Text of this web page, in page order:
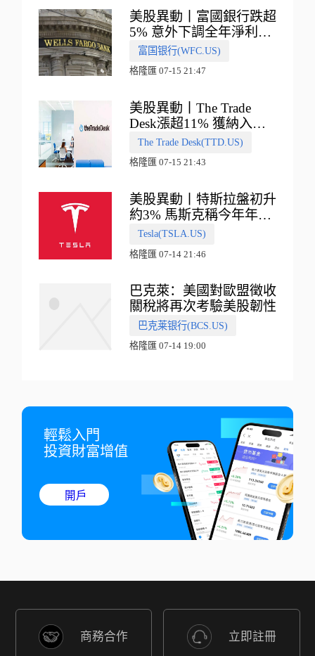
美股異動丨富國銀行跌超
5% 意外下調全年淨利息
收入指引
富国银行(WFC.US)
格隆匯 07-15 21:47
美股異動丨The Trade
Desk漲超11% 獲納入標
普500指數
The Trade Desk(TTD.US)
格隆匯 07-15 21:43
美股異動丨特斯拉盤初升
約3% 馬斯克稱今年年底
會有‘史詩級震撼’的演示
Tesla(TSLA.US)
格隆匯 07-14 21:46
巴克萊：美國對歐盟徵收
關稅將再次考驗美股韌性
巴克莱银行(BCS.US)
格隆匯 07-14 19:00
輕鬆入門
投資財富增值
開戶
商務合作 立即註冊